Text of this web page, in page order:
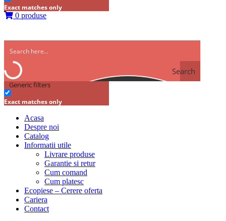
Exact matches only
0 produse
Search
Generic filters
Exact matches only
Acasa
Despre noi
Catalog
Informatii utile
Livrare produse
Garantie si retur
Cum comand
Cum platesc
Ecopiese – Cerere oferta
Cariera
Contact